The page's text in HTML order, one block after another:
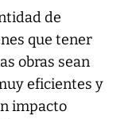
de
que tener
obras sean
eficientes y
impacto